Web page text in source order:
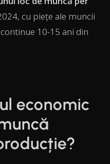
cu piețe ale muncii
10-15 ani din
economic